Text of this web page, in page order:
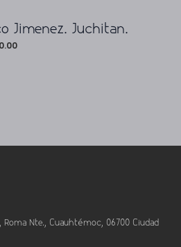
Jimenez. Juchitan.
Roma Nte., Cuauhtémoc, 06700 Ciudad